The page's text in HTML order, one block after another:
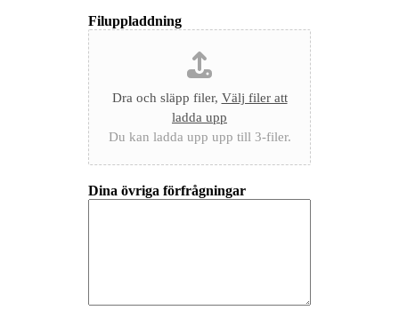
Filuppladdning
Dra och släpp filer, Välj filer att
ladda upp
Du kan ladda upp upp till 3-filer.
Dina övriga förfrågningar